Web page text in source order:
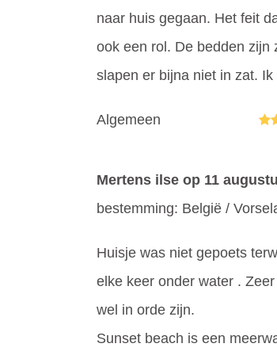
naar huis gegaan. Het feit
ook een rol. De bedden zijn
slapen er bijna niet in zat.
Algemeen
Mertens ilse op 11
bestemming: België /
Huisje was niet gepoets
elke keer onder water .
wel in orde zijn.
Sunset beach is een